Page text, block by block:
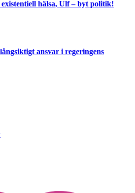
hälsa, Ulf – byt politik!
ansvar i regeringens